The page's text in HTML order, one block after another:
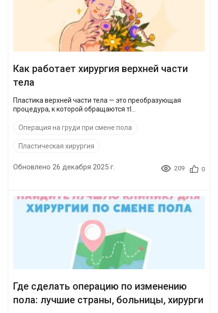
Как работает хирургия верхней части
тела
Пластика верхней части тела — это преобразующая
процедура, к которой обращаются тl...
Операция на груди при смене пола
Пластическая хирургия
Обновлено 26 декабря 2025 г. 209 0
Где сделать операцию по изменению
пола: лучшие страны, больницы, хирурги